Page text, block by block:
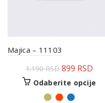
Majica – 11103
1.190RSD 899 RSD
Odaberite opcije